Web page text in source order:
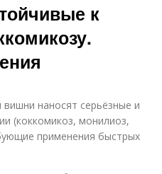
к
наносят серьёзные и
(коккомикоз, монилиоз,
применения быстрых